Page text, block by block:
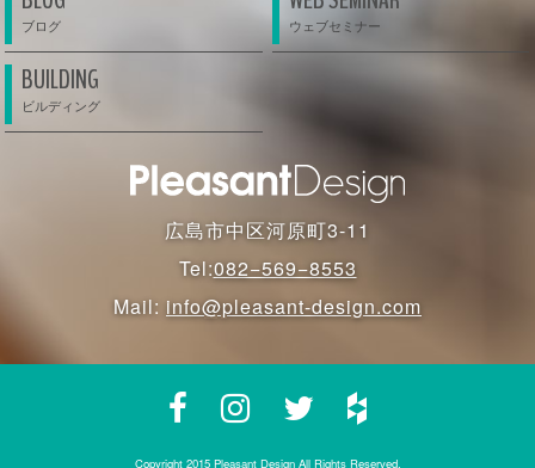
BUILDING
広島市中区河原町3-11
Tel:082−569−8553
Mail: info@pleasant-design.com
Copyright 2015 Pleasant Design All Rights Reserved.